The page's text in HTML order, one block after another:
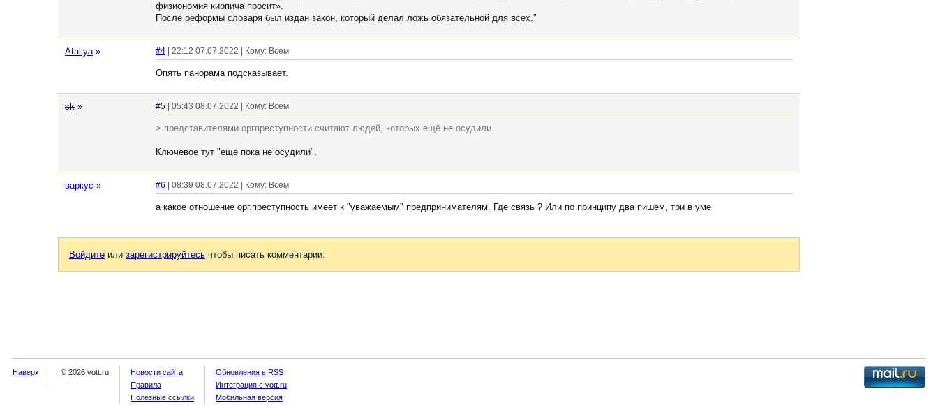
физиономия кирпича просит».
После реформы словаря был издан закон, который делал ложь обязательной для всех."
Ataliya » #4 | 22:12 07.07.2022 | Кому: Всем
Опять панорама подсказывает.
sk » #5 | 05:43 08.07.2022 | Кому: Всем
> представителями оргпреступности считают людей, которых ещё не осудили
Ключевое тут "еще пока не осудили".
варкус » #6 | 08:39 08.07.2022 | Кому: Всем
а какое отношение орг.преступность имеет к "уважаемым" предпринимателям. Где связь ? Или по принципу два пишем, три в уме
Войдите или зарегистрируйтесь чтобы писать комментарии.
Наверх © 2026 vott.ru
Новости сайта
Правила
Полезные ссылки
Обновления в RSS
Интеграция с vott.ru
Мобильная версия